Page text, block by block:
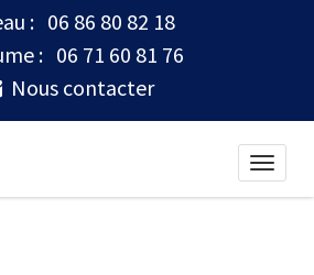
: 06 86 80 82 18
: 06 71 60 81 76
Nous contacter
Toggle